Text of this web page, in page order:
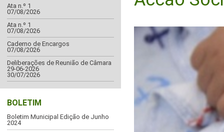
Ata n.º 1
07/08/2026
Ata n.º 1
07/08/2026
Caderno de Encargos
07/08/2026
Deliberações de Reunião de Câmara
29-06-2026
30/07/2026
BOLETIM
Boletim Municipal Edição de Junho
2024